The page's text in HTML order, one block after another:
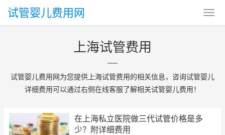
试管婴儿费用网
上海试管费用
试管婴儿费用网为您提供上海试管费用的相关信息，咨询试管婴儿
详细费用可以通过右侧在线客服了解相关试管婴儿费用！
在上海私立医院做三代试管价格是多
少？附详细费用